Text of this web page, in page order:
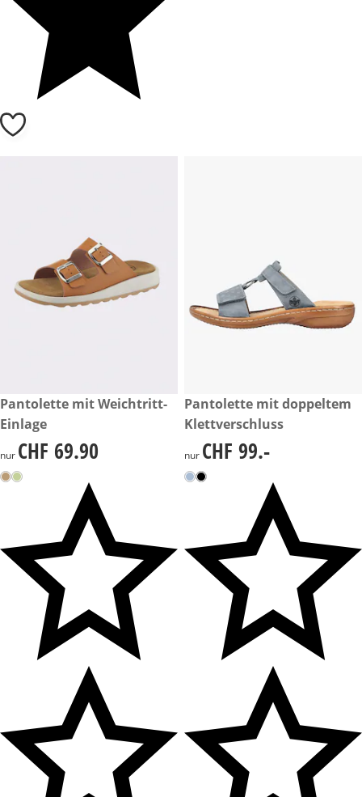
CHF 69.90
Pantolette mit Weichtritt-
Einlage
CHF 69.90
nur CHF 69.90
CHF 99.-
Pantolette mit doppeltem
Klettverschluss
CHF 99.-
nur CHF 99.-